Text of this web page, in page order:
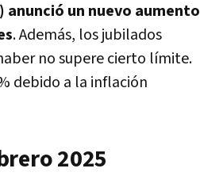
anunció un nuevo aumento
. Además, los jubilados
no supere cierto límite.
debido a la inflación
2025